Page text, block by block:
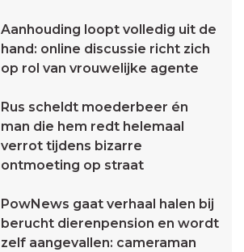
Aanhouding loopt volledig uit de
hand: online discussie richt zich
op rol van vrouwelijke agente
Rus scheldt moederbeer én
man die hem redt helemaal
verrot tijdens bizarre
ontmoeting op straat
PowNews gaat verhaal halen bij
berucht dierenpension en wordt
zelf aangevallen: cameraman